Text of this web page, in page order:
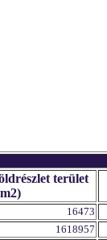
terület
16473
1618957